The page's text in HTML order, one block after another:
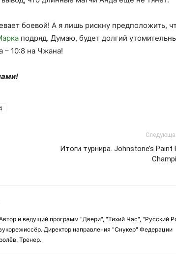
боевой! А я лишь рискну предположить,
подряд. Думаю, будет долгий
– 10:8 на Чжана!
Итоги турнира. Johnstone’s Paint
и ведущий программ "Двери", "Тихий Час", "Русский
Директор направления "Снукер" Федерации
Тренер.